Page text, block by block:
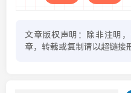
文章版权声明：除非注明
章，转载或复制请以超链接